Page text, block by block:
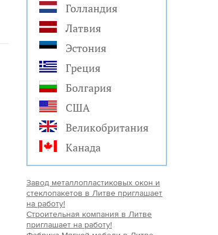
Голландия
Латвия
Эстония
Греция
Болгария
США
Великобритания
Канада
Завод металлопластиковых окон и
стеклопакетов в Литве приглашает
на работу!
Строительная компания в Литве
приглашает на работу!